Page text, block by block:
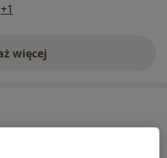
+1
więcej
o doświadczeniu